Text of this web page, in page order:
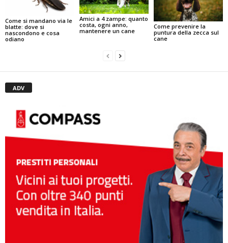
Come si mandano via le
blatte: dove si
nascondono e cosa
odiano
Amici a 4 zampe: quanto
costa, ogni anno,
mantenere un cane
Come prevenire la
puntura della zecca sul
cane
ADV